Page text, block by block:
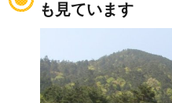
も見ています